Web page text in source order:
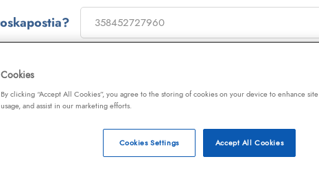
numeroon
, niin saat laajan
soitot, huijaussoitot, huijausviestit ja roskapostit.
Cookies
By clicking “Accept All Cookies”, you agree to the storing of cookies on your device to enhance
usage, and assist in our marketing efforts.
Accept All Cookies
Cookies Settings